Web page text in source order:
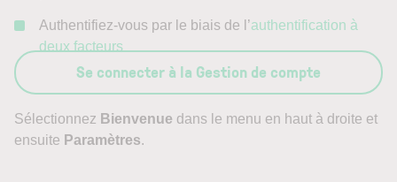
Authentifiez-vous par le biais de l’authentification à
deux facteurs
Se connecter à la Gestion de compte
Sélectionnez Bienvenue dans le menu en haut à droite et
ensuite Paramètres.